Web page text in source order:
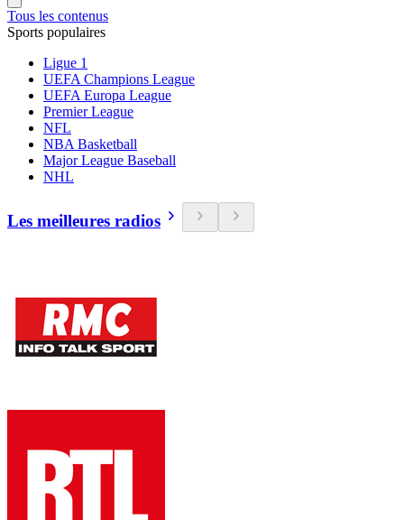
Tous les contenus
Sports populaires
Ligue 1
UEFA Champions League
UEFA Europa League
Premier League
NFL
NBA Basketball
Major League Baseball
NHL
Les meilleures radios